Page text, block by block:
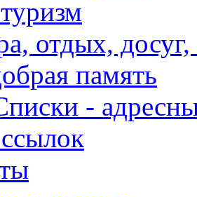
отдых,
память
-